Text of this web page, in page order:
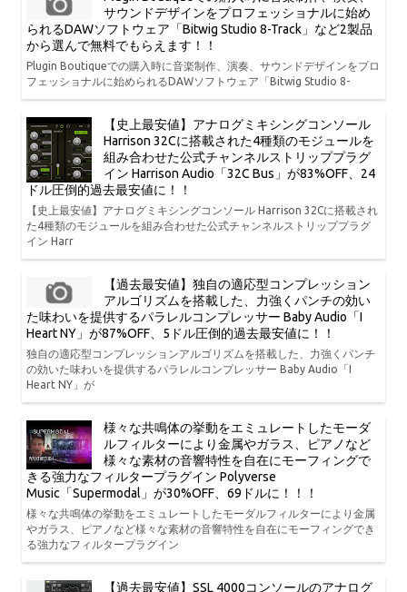
サウンドデザインをプロフェッショナルに始め
られるDAWソフトウェア「Bitwig Studio 8-Track」など2製品
から選んで無料でもらえます！！
Plugin Boutiqueでの購入時に音楽制作、演奏、サウンドデザインをプロ
フェッショナルに始められるDAWソフトウェア「Bitwig Studio 8-
【史上最安値】アナログミキシングコンソール
Harrison 32Cに搭載された4種類のモジュールを
組み合わせた公式チャンネルストリッププラグ
イン Harrison Audio「32C Bus」が83%OFF、24
ドル圧倒的過去最安値に！！
【史上最安値】アナログミキシングコンソール Harrison 32Cに搭載され
た4種類のモジュールを組み合わせた公式チャンネルストリッププラグ
イン Harr
【過去最安値】独自の適応型コンプレッション
アルゴリズムを搭載した、力強くパンチの効い
た味わいを提供するパラレルコンプレッサー Baby Audio「I
Heart NY」が87%OFF、5ドル圧倒的過去最安値に！！
独自の適応型コンプレッションアルゴリズムを搭載した、力強くパンチ
の効いた味わいを提供するパラレルコンプレッサー Baby Audio「I
Heart NY」が
様々な共鳴体の挙動をエミュレートしたモーダ
ルフィルターにより金属やガラス、ピアノなど
様々な素材の音響特性を自在にモーフィングで
きる強力なフィルタープラグイン Polyverse
Music「Supermodal」が30%OFF、69ドルに！！！
様々な共鳴体の挙動をエミュレートしたモーダルフィルターにより金属
やガラス、ピアノなど様々な素材の音響特性を自在にモーフィングでき
る強力なフィルタープラグイン
【過去最安値】SSL 4000コンソールのアナログ